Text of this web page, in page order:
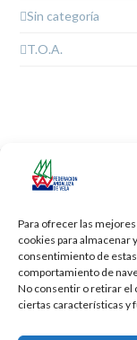
Para ofrecer las
cookies para almacenar
consentimiento de
comportamiento de
No consentir o retirar el
ciertas características y
Sin categoría
T.O.A.
previous
Campeonato de